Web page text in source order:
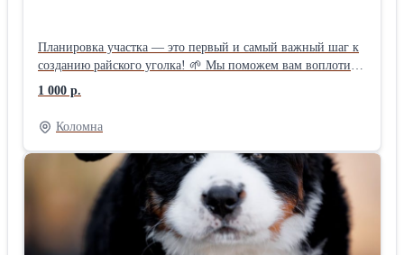
Планировка участка — это первый и самый важный шаг к
созданию райского уголка! 🌱 Мы поможем вам воплотить
ваши самые смелые идеи в реальность, с любовью и
профессионализмом подойдя к каждому сантиметру вашей
земли. 🏡 Откройте новые горизонты для вашего
пространства! 🤩 Мы предлагаем полный комплекс услуг
по планировке участка: 👨‍👩‍👧‍👦🔥Зонирование: Разделим
вашу территорию на функциональные зоны — для отдыха,
сада, огорода, детских игр или барбекю. 🌸💧
⛰Ландшафтный дизайн: Создадим живописные
композиции, подберем растения, спроектируем водоемы и
альпийские горки. 🚶‍♀🚗Дорожки и площадки: Проложим
1 000 р.
Коломна